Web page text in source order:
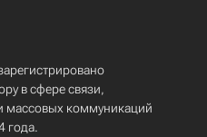
в сфере связи,
массовых коммуникаций
года.